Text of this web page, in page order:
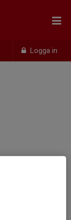
Logga in